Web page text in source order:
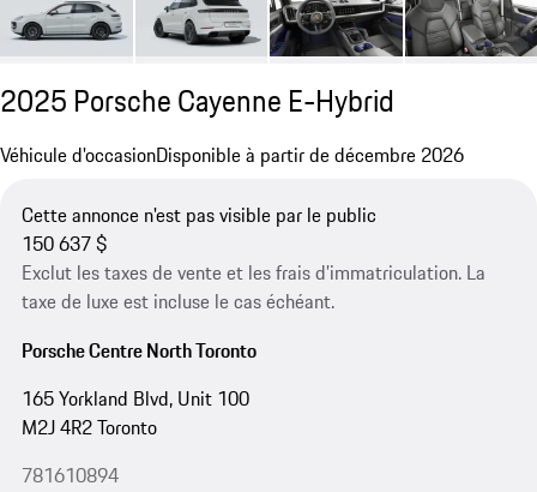
2025 Porsche Cayenne E-Hybrid
Véhicule d'occasionDisponible à partir de décembre 2026
Cette annonce n'est pas visible par le public
150 637 $
Exclut les taxes de vente et les frais d’immatriculation. La
taxe de luxe est incluse le cas échéant.
Porsche Centre North Toronto
165 Yorkland Blvd, Unit 100
M2J 4R2 Toronto
781610894